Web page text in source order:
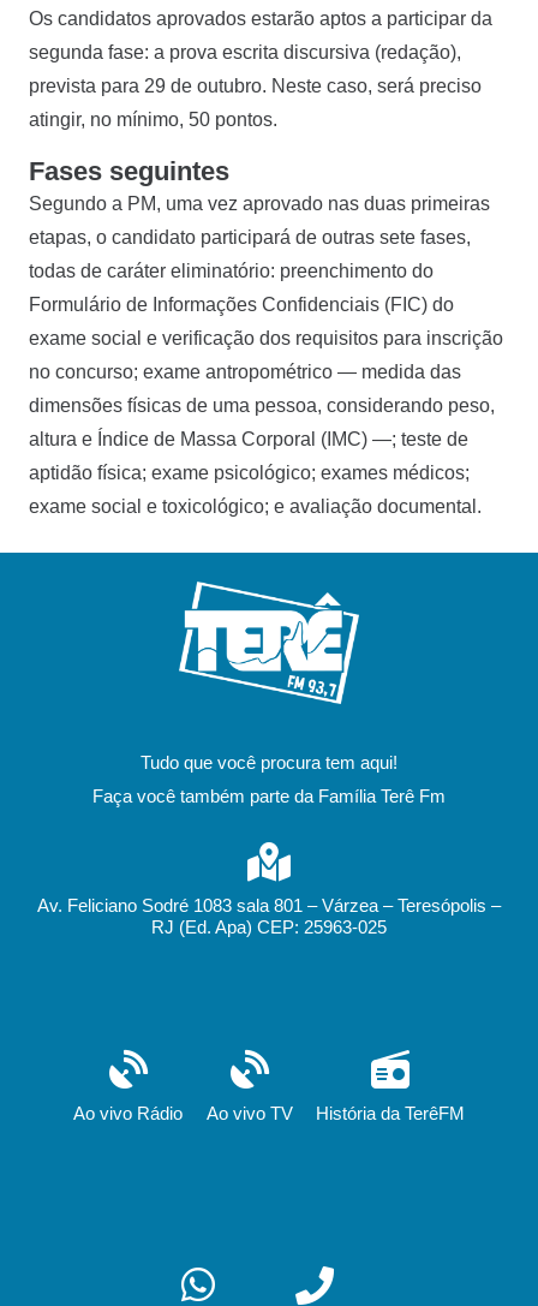
Os candidatos aprovados estarão aptos a participar da
segunda fase: a prova escrita discursiva (redação),
prevista para 29 de outubro. Neste caso, será preciso
atingir, no mínimo, 50 pontos.
Fases seguintes
Segundo a PM, uma vez aprovado nas duas primeiras
etapas, o candidato participará de outras sete fases,
todas de caráter eliminatório: preenchimento do
Formulário de Informações Confidenciais (FIC) do
exame social e verificação dos requisitos para inscrição
no concurso; exame antropométrico — medida das
dimensões físicas de uma pessoa, considerando peso,
altura e Índice de Massa Corporal (IMC) —; teste de
aptidão física; exame psicológico; exames médicos;
exame social e toxicológico; e avaliação documental.
Tudo que você procura tem aqui!
Faça você também parte da Família Terê Fm
Av. Feliciano Sodré 1083 sala 801 – Várzea – Teresópolis –
RJ (Ed. Apa) CEP: 25963-025
Ao vivo Rádio Ao vivo TV História da TerêFM